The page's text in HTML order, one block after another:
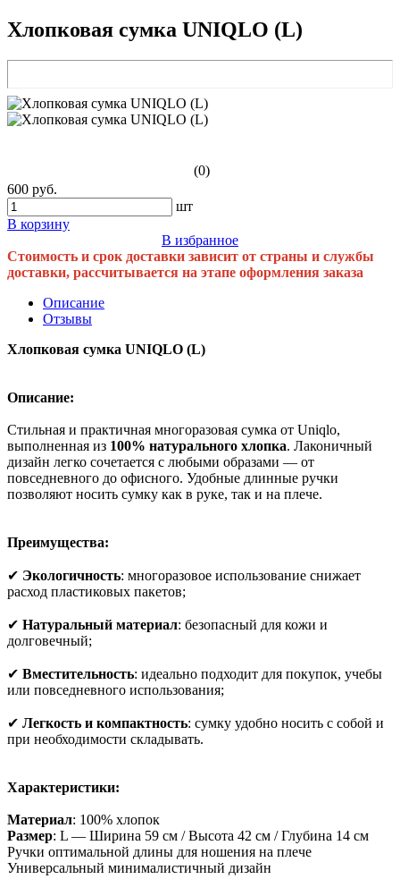
Хлопковая сумка UNIQLO (L)
(0)
600 руб.
шт
В корзину
В избранное
Стоимость и срок доставки зависит от страны и службы
доставки, рассчитывается на этапе оформления заказа
Описание
Отзывы
Хлопковая сумка UNIQLO (L)
Описание:
Стильная и практичная многоразовая сумка от Uniqlo,
выполненная из 100% натурального хлопка. Лаконичный
дизайн легко сочетается с любыми образами — от
повседневного до офисного. Удобные длинные ручки
позволяют носить сумку как в руке, так и на плече.
Преимущества:
✔ Экологичность: многоразовое использование снижает
расход пластиковых пакетов;
✔ Натуральный материал: безопасный для кожи и
долговечный;
✔ Вместительность: идеально подходит для покупок, учебы
или повседневного использования;
✔ Легкость и компактность: сумку удобно носить с собой и
при необходимости складывать.
Характеристики:
Материал: 100% хлопок
Размер: L — Ширина 59 см / Высота 42 см / Глубина 14 см
Ручки оптимальной длины для ношения на плече
Универсальный минималистичный дизайн